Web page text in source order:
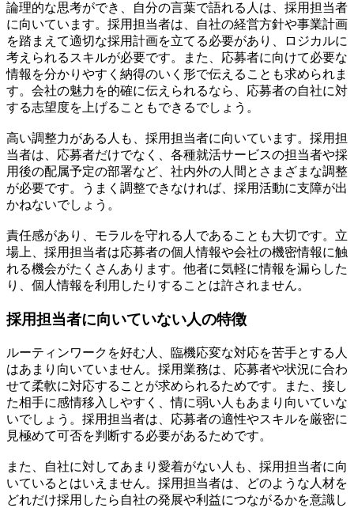
論理的な思考ができ、自分の言葉で語れる人は、採用担当者
に向いています。採用担当者は、自社の経営方針や事業計画
を踏まえて適切な採用計画を立てる必要があり、ロジカルに
考えられるスキルが必要です。また、応募者に向けて必要な
情報を分かりやすく納得のいく形で伝えることも求められま
す。会社の魅力を的確に伝えられるなら、応募者の自社に対
する志望度を上げることもできるでしょう。
高い調整力がある人も、採用担当者に向いています。採用担
当者は、応募者だけでなく、各種就活サービスの担当者や採
用後の配属予定の部署など、社内外の人間とさまざまな調整
が必要です。うまく調整できなければ、採用活動に支障が出
かねないでしょう。
責任感があり、モラルを守れる人であることも大切です。立
場上、採用担当者は応募者の個人情報や会社の機密情報に触
れる機会がたくさんあります。他者に気軽に情報を漏らした
り、個人情報を利用したりすることは許されません。
採用担当者に向いていない人の特徴
ルーティンワークを好む人、臨機応変な対応を苦手とする人
はあまり向いていません。採用業務は、応募者や状況に合わ
せて柔軟に対応することが求められるためです。また、接し
た相手に感情移入しやすく、情に弱い人もあまり向いていな
いでしょう。採用担当者は、応募者の適性やスキルを厳密に
見極めて可否を判断する必要があるためです。
また、自社に対してあまり愛着がない人も、採用担当者に向
いているとはいえません。採用担当者は、どのような人材を
どれだけ採用したら自社の発展や利益につながるかを意識し